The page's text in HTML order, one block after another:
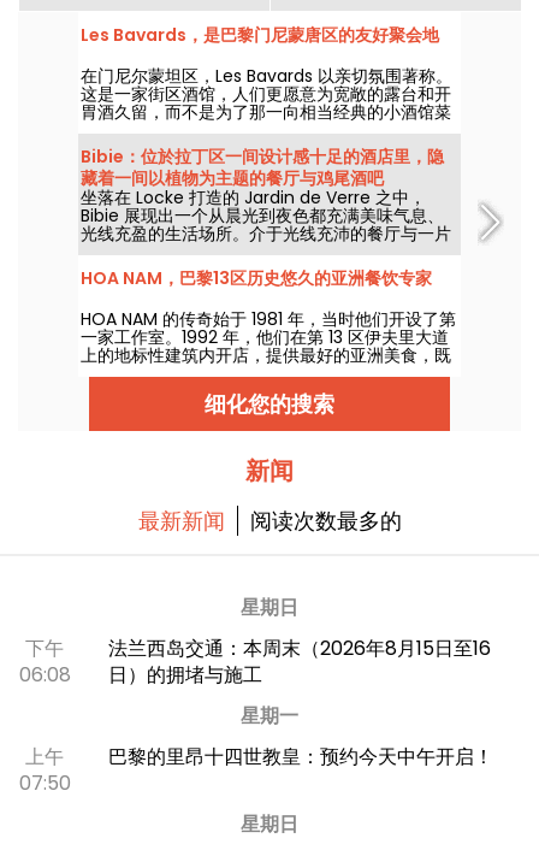
Les Bavards，是巴黎门尼蒙唐区的友好聚会地
在门尼尔蒙坦区，Les Bavards 以亲切氛围著称。
这是一家街区酒馆，人们更愿意为宽敞的露台和开
胃酒久留，而不是为了那一向相当经典的小酒馆菜
肴。
Bibie：位於拉丁区一间设计感十足的酒店里，隐
藏着一间以植物为主题的餐厅与鸡尾酒吧
坐落在 Locke 打造的 Jardin de Verre 之中，
Bibie 展现出一个从晨光到夜色都充满美味气息、
光线充盈的生活场所。介于光线充沛的餐厅与一片
绿意盎然的美丽露台之间，这家地点成为卢泰斯竞
技场附近的混合型避风港。
HOA NAM，巴黎13区历史悠久的亚洲餐饮专家
HOA NAM 的传奇始于 1981 年，当时他们开设了第
一家工作室。1992 年，他们在第 13 区伊夫里大道
上的地标性建筑内开店，提供最好的亚洲美食，既
可外卖，也可带走享用。
细化您的搜索
新闻
最新新闻 阅读次数最多的
星期日
下午
06:08
法兰西岛交通：本周末（2026年8月15日至16
日）的拥堵与施工
星期一
上午
07:50
巴黎的里昂十四世教皇：预约今天中午开启！
星期日